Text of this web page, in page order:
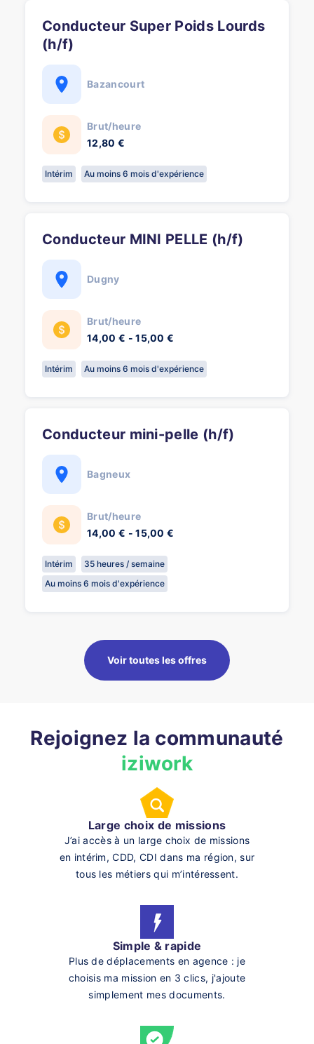
Conducteur Super Poids Lourds
(h/f)
Bazancourt
Brut/heure
12,80 €
Intérim Au moins 6 mois d'expérience
Conducteur MINI PELLE (h/f)
Dugny
Brut/heure
14,00 € - 15,00 €
Intérim Au moins 6 mois d'expérience
Conducteur mini-pelle (h/f)
Bagneux
Brut/heure
14,00 € - 15,00 €
Intérim
35 heures / semaine
Au moins 6 mois d'expérience
Voir toutes les offres
Rejoignez la communauté
iziwork
Large choix de missions
J’ai accès à un large choix de missions
en intérim, CDD, CDI dans ma région, sur
tous les métiers qui m’intéressent.
Simple & rapide
Plus de déplacements en agence : je
choisis ma mission en 3 clics, j'ajoute
simplement mes documents.